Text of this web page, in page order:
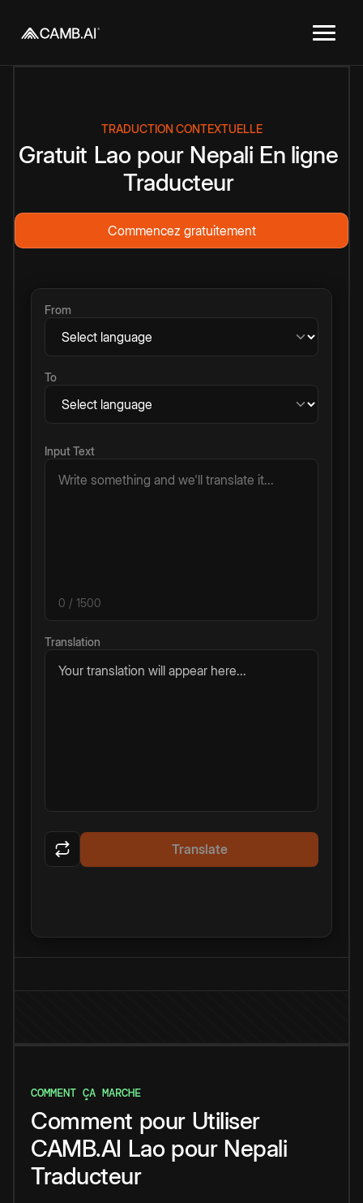
TRADUCTION CONTEXTUELLE
Gratuit Lao pour Nepali En ligne
Traducteur
Commencez gratuitement
From
To
Input Text
0 / 1500
Translation
Your translation will appear here...
Translate
COMMENT ÇA MARCHE
Comment pour Utiliser
CAMB.AI Lao pour Nepali
Traducteur